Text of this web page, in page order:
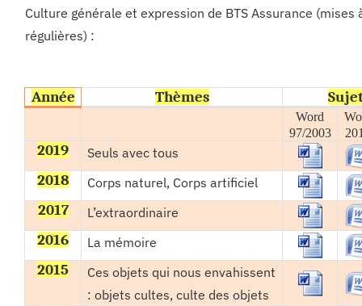
Culture générale et expression de BTS Assurance (mises
régulières) :
Année Thèmes
Word
97/2003
2019 Seuls avec tous
2018 Corps naturel, Corps artificiel
2017 L’extraordinaire
2016 La mémoire
2015
Ces objets qui nous envahissent
: objets cultes, culte des objets